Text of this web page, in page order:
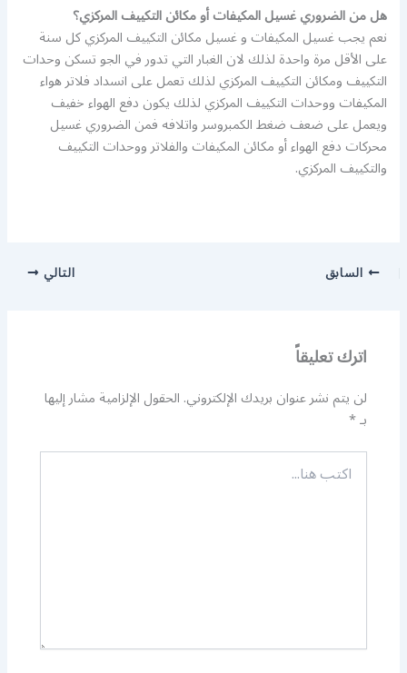
هل من الضروري غسيل المكيفات أو مكائن التكييف المركزي؟
نعم يجب غسيل المكيفات و غسيل مكائن التكييف المركزي كل سنة
على الأقل مرة واحدة لذلك لان الغبار التي تدور في الجو تسكن وحدات
التكييف ومكائن التكييف المركزي لذلك تعمل على انسداد فلاتر هواء
المكيفات ووحدات التكييف المركزي لذلك يكون دفع الهواء خفيف
ويعمل على ضعف ضغط الكمبروسر واتلافه فمن الضروري غسيل
محركات دفع الهواء أو مكائن المكيفات والفلاتر ووحدات التكييف
والتكييف المركزي.
السابق التالي
اترك تعليقاً
لن يتم نشر عنوان بريدك الإلكتروني.الحقول الإلزامية مشار إليها
بـ*
اكتب
هنا...